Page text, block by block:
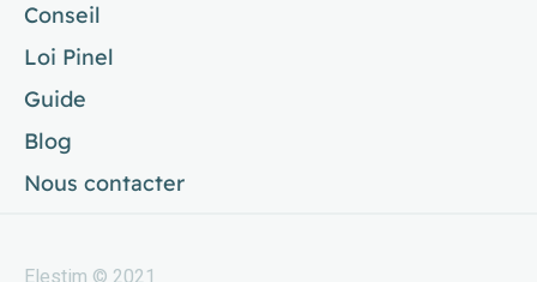
Conseil
Loi Pinel
Guide
Blog
Nous contacter
Elestim © 2021